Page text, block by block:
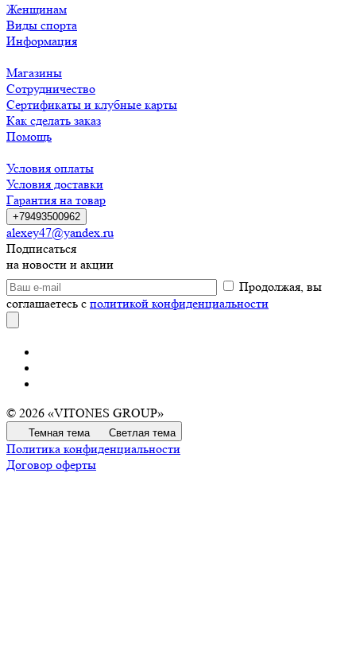
Женщинам
Виды спорта
Информация
Магазины
Сотрудничество
Сертификаты и клубные карты
Как сделать заказ
Помощь
Условия оплаты
Условия доставки
Гарантия на товар
+79493500962
alexey47@yandex.ru
Подписаться
на новости и акции
Продолжая, вы
соглашаетесь с политикой конфиденциальности
© 2026 «VITONES GROUP»
Темная тема Светлая тема
Политика конфиденциальности
Договор оферты